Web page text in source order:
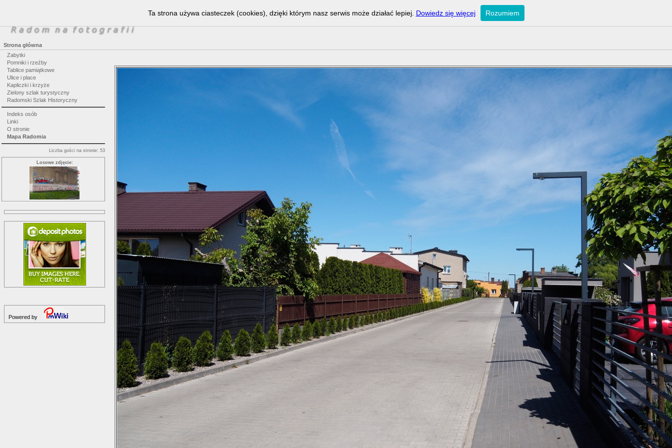
Strona główna
Zabytki
Pomniki i rzeźby
Tablice pamiątkowe
Ulice i place
Kapliczki i krzyże
Zielony szlak turystyczny
Radomski Szlak Historyczny
Indeks osób
Linki
O stronie
Mapa Radomia
Liczba gości na stronie: 53
Losowe zdjęcie:
Powered by
Ta strona używa ciasteczek (cookies), dzięki którym nasz serwis może działać lepiej. Dowiedz się więcej Rozumiem